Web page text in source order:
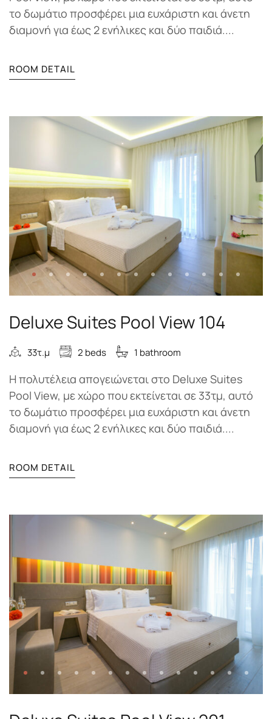
το δωμάτιο προσφέρει μια ευχάριστη και άνετη
διαμονή για έως 2 ενήλικες και δύο παιδιά....
ROOM DETAIL
Deluxe Suites Pool View 104
33τ.μ 2 beds 1 bathroom
Η πολυτέλεια απογειώνεται στο Deluxe Suites
Pool View, με χώρο που εκτείνεται σε 33τμ, αυτό
το δωμάτιο προσφέρει μια ευχάριστη και άνετη
διαμονή για έως 2 ενήλικες και δύο παιδιά....
ROOM DETAIL